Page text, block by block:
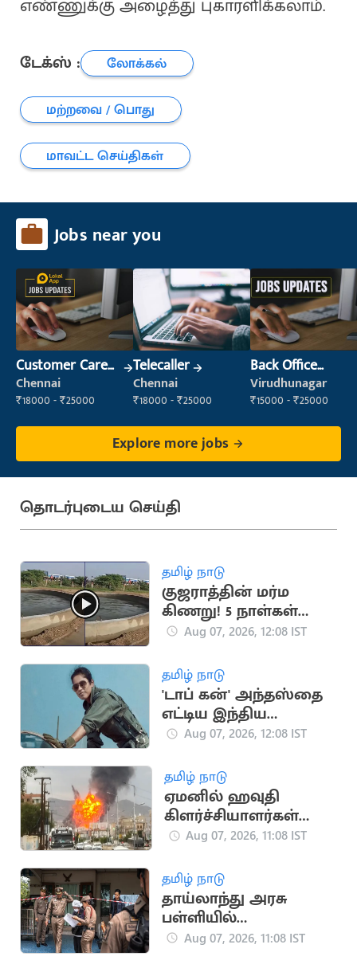
எண்ணுக்கு அழைத்து புகாரளிக்கலாம்.
டேக்ஸ் :
லோக்கல்
மற்றவை / பொது
மாவட்ட செய்திகள்
Jobs near you
Customer Care
Executive
Chennai
₹18000 - ₹25000
Telecaller
Chennai
₹18000 - ₹25000
Back Office
Executive
(Administration)
Virudhunagar
₹15000 - ₹25000
Explore more jobs
தொடர்புடைய செய்தி
தமிழ் நாடு
குஜராத்தின் மர்ம
கிணறு! 5 நாள்கள்
தளும்பிக்கொண்டே
Aug 07, 2026, 12:08 IST
தமிழ் நாடு
'டாப் கன்' அந்தஸ்தை
எட்டிய இந்திய
விமானப்படையின்
விமானி
Aug 07, 2026, 12:08 IST
தமிழ் நாடு
ஏமனில் ஹவுதி
கிளர்ச்சியாளர்கள்
தாக்குதல்..
30 பேர் பலி
Aug 07, 2026, 11:08 IST
தமிழ் நாடு
தாய்லாந்து அரசு
பள்ளியில்
துப்பாக்கிசூடு நடத்திய
Aug 07, 2026, 11:08 IST